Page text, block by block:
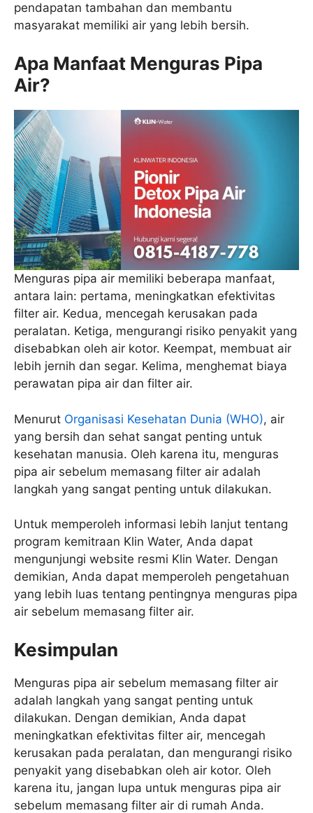
pendapatan tambahan dan membantu
masyarakat memiliki air yang lebih bersih.
Apa Manfaat Menguras Pipa
Air?
Menguras pipa air memiliki beberapa manfaat,
antara lain: pertama, meningkatkan efektivitas
filter air. Kedua, mencegah kerusakan pada
peralatan. Ketiga, mengurangi risiko penyakit yang
disebabkan oleh air kotor. Keempat, membuat air
lebih jernih dan segar. Kelima, menghemat biaya
perawatan pipa air dan filter air.
Menurut Organisasi Kesehatan Dunia (WHO), air
yang bersih dan sehat sangat penting untuk
kesehatan manusia. Oleh karena itu, menguras
pipa air sebelum memasang filter air adalah
langkah yang sangat penting untuk dilakukan.
Untuk memperoleh informasi lebih lanjut tentang
program kemitraan Klin Water, Anda dapat
mengunjungi website resmi Klin Water. Dengan
demikian, Anda dapat memperoleh pengetahuan
yang lebih luas tentang pentingnya menguras pipa
air sebelum memasang filter air.
Kesimpulan
Menguras pipa air sebelum memasang filter air
adalah langkah yang sangat penting untuk
dilakukan. Dengan demikian, Anda dapat
meningkatkan efektivitas filter air, mencegah
kerusakan pada peralatan, dan mengurangi risiko
penyakit yang disebabkan oleh air kotor. Oleh
karena itu, jangan lupa untuk menguras pipa air
sebelum memasang filter air di rumah Anda.